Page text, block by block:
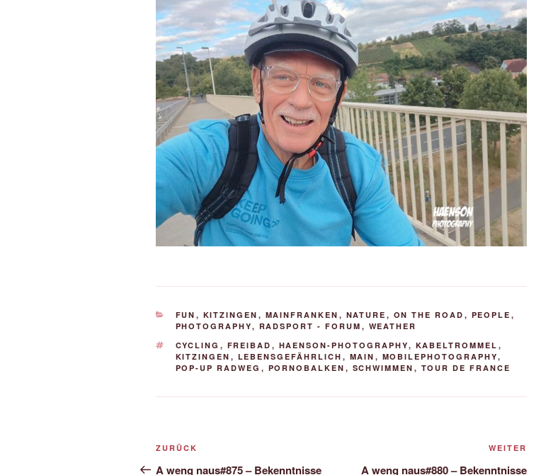
KATEGORIEN
FUN , KITZINGEN , MAINFRANKEN , NATURE , ON THE ROAD , PEOPLE ,
PHOTOGRAPHY, RADSPORT - FORUM , WEATHER
SCHLAGWÖRTER
CYCLING , FREIBAD , HAENSON-PHOTOGRAPHY, KABELTROMMEL ,
KITZINGEN , LEBENSGEFÄHRLICH , MAIN , MOBILEPHOTOGRAPHY,
POP-UP RADWEG , PORNOBALKEN , SCHWIMMEN , TOUR DE FRANCE
Beitrags-
Navigation
Vorheriger
Beitrag
ZURÜCK
A weng naus#875 – Bekenntnisse
Beitrag
WEITER
A weng naus#880 – Bekenntnisse